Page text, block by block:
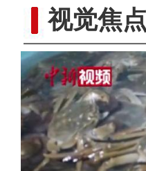
视觉焦点
民族